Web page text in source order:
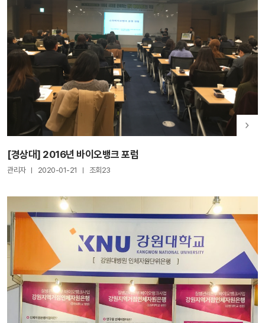
[경상대] 2016년 바이오뱅크 포럼
관리자 2020-01-21 조회23